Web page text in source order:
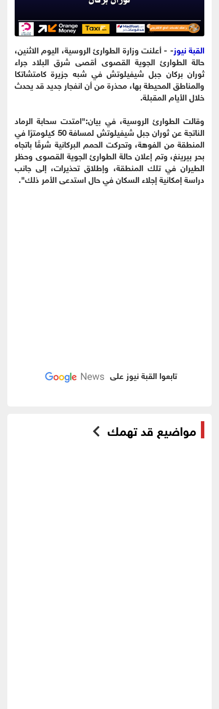
القبة نيوز- - أعلنت وزارة الطوارئ الروسية، اليوم الاثنين،
حالة الطوارئ الجوية القصوى أقصى شرق البلاد جراء
ثوران بركان جبل شيفيلوتش في شبه جزيرة كامتشاتكا
والمناطق المحيطة بها، محذرة من أن انفجار جديد قد يحدث
خلال الأيام المقبلة.
وقالت الطوارئ الروسية، في بيان:"امتدت سحابة الرماد
الناتجة عن ثوران جبل شيفيلوتش لمسافة 50 كيلومترًا في
المنطقة من الفوهة، وتحركت الحمم البركانية شرقًا باتجاه
بحر بيرينغ، وتم إعلان حالة الطوارئ الجوية القصوى وحظر
الطيران في تلك المنطقة، وإطلاق تحذيرات، إلى جانب
دراسة إمكانية إجلاء السكان في حال استدعى الأمر ذلك".
تابعوا القبة نيوز على
مواضيع قد تهمك